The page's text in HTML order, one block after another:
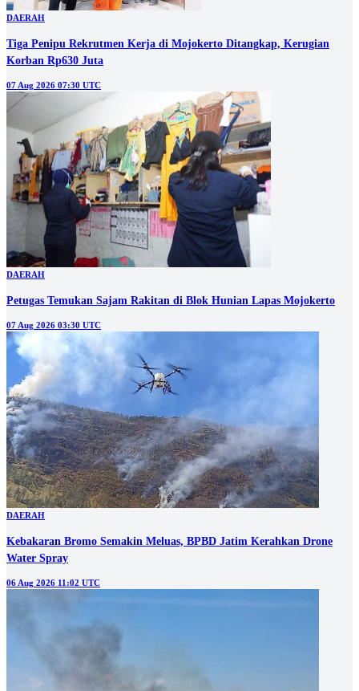
DAERAH
Tiga Penipu Rekrutmen Kerja di Mojokerto Ditangkap, Kerugian
Korban Rp630 Juta
07 Aug 2026 07:30 UTC
DAERAH
Petugas Temukan Sajam Rakitan di Blok Hunian Lapas Mojokerto
07 Aug 2026 03:30 UTC
DAERAH
Kebakaran Bromo Semakin Meluas, BPBD Jatim Kerahkan Drone
Water Spray
06 Aug 2026 11:02 UTC